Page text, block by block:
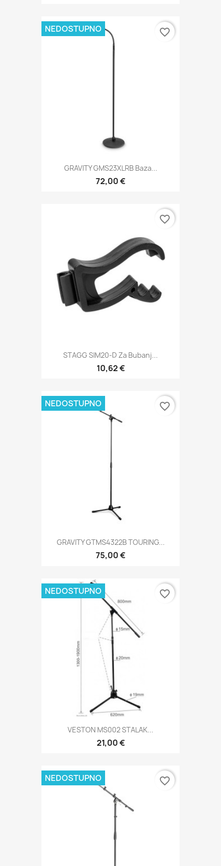
GRAVITY GMS23XLRB Baza...
72,00 €
NEDOSTUPNO favorite_border
STAGG SIM20-D Za Bubanj...
10,62 €
favorite_border
GRAVITY GTMS4322B TOURING...
75,00 €
NEDOSTUPNO favorite_border
VESTON MS002 STALAK...
21,00 €
NEDOSTUPNO favorite_border
NEDOSTUPNO favorite_border